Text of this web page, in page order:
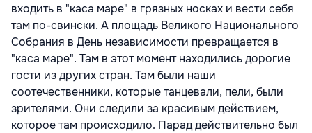
входить в "каса маре" в грязных носках и вести себя
там по-свински. А площадь Великого Национального
Собрания в День независимости превращается в
"каса маре". Там в этот момент находились дорогие
гости из других стран. Там были наши
соотечественники, которые танцевали, пели, были
зрителями. Они следили за красивым действием,
которое там происходило. Парад действительно был